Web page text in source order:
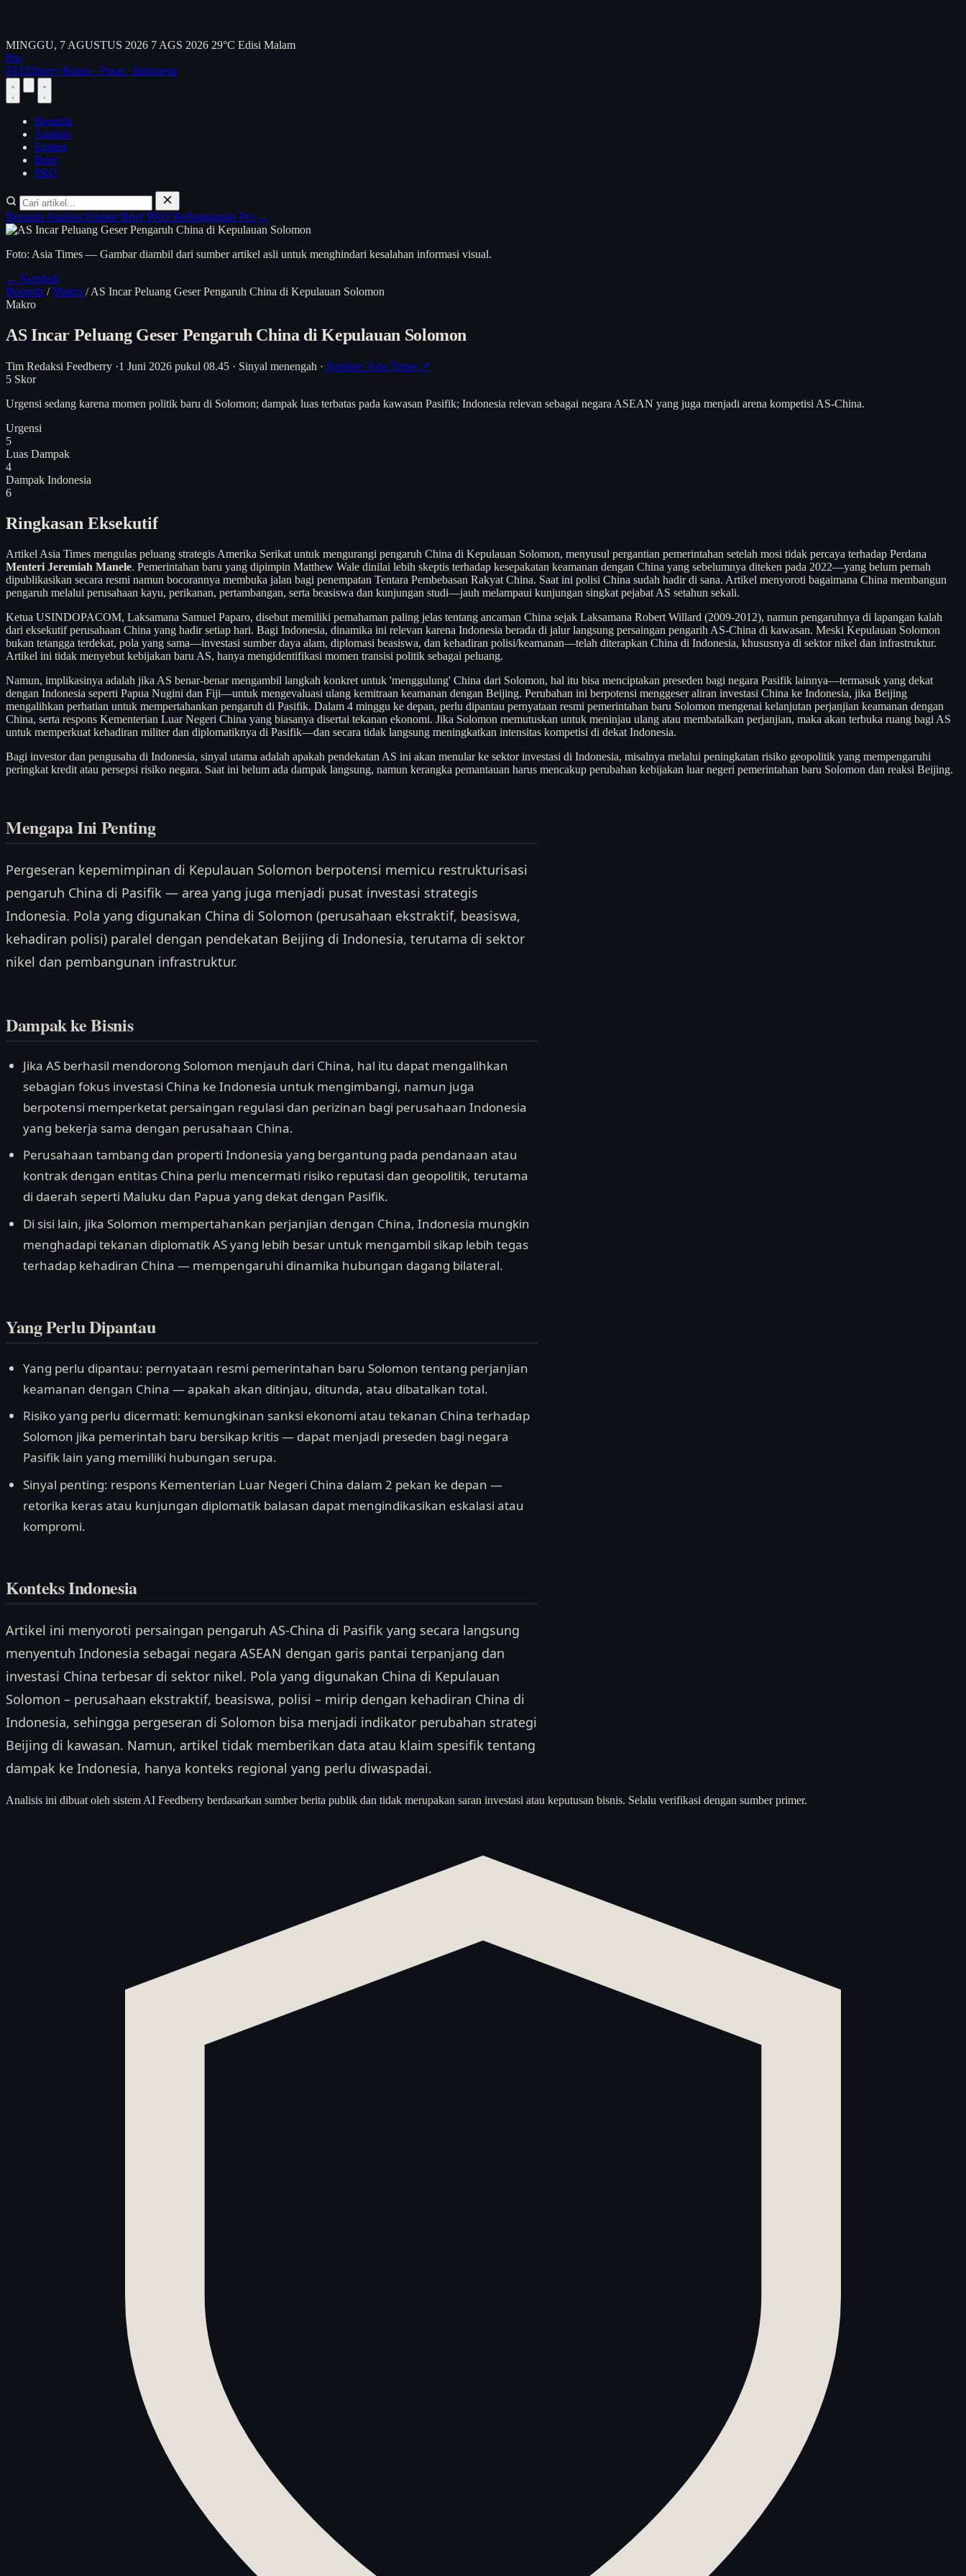
MINGGU, 7 AGUSTUS 2026 7 AGS 2026 29°C Edisi Malam
Pro
FEEDberry Bisnis · Pasar · Indonesia
Beranda
Analisis
Emiten
Brief
PRO
Beranda Analisis Emiten BriefPRO Berlangganan Pro →
Foto: Asia Times — Gambar diambil dari sumber artikel asli untuk menghindari kesalahan informasi visual.
← Kembali
Beranda / Makro / AS Incar Peluang Geser Pengaruh China di Kepulauan Solomon
Makro
AS Incar Peluang Geser Pengaruh China di Kepulauan Solomon
Tim Redaksi Feedberry ·1 Juni 2026 pukul 08.45 · Sinyal menengah · Sumber: Asia Times ↗
5 Skor
Urgensi sedang karena momen politik baru di Solomon; dampak luas terbatas pada kawasan Pasifik; Indonesia relevan sebagai negara ASEAN yang juga menjadi arena kompetisi AS-China.
Urgensi
5
Luas Dampak
4
Dampak Indonesia
6
Ringkasan Eksekutif
Artikel Asia Times mengulas peluang strategis Amerika Serikat untuk mengurangi pengaruh China di Kepulauan Solomon, menyusul pergantian pemerintahan setelah mosi tidak percaya terhadap Perdana
Menteri Jeremiah Manele. Pemerintahan baru yang dipimpin Matthew Wale dinilai lebih skeptis terhadap kesepakatan keamanan dengan China yang sebelumnya diteken pada 2022—yang belum pernah
dipublikasikan secara resmi namun bocorannya membuka jalan bagi penempatan Tentara Pembebasan Rakyat China. Saat ini polisi China sudah hadir di sana. Artikel menyoroti bagaimana China membangun
pengaruh melalui perusahaan kayu, perikanan, pertambangan, serta beasiswa dan kunjungan studi—jauh melampaui kunjungan singkat pejabat AS setahun sekali.
Ketua USINDOPACOM, Laksamana Samuel Paparo, disebut memiliki pemahaman paling jelas tentang ancaman China sejak Laksamana Robert Willard (2009-2012), namun pengaruhnya di lapangan kalah
dari eksekutif perusahaan China yang hadir setiap hari. Bagi Indonesia, dinamika ini relevan karena Indonesia berada di jalur langsung persaingan pengarih AS-China di kawasan. Meski Kepulauan Solomon
bukan tetangga terdekat, pola yang sama—investasi sumber daya alam, diplomasi beasiswa, dan kehadiran polisi/keamanan—telah diterapkan China di Indonesia, khususnya di sektor nikel dan infrastruktur.
Artikel ini tidak menyebut kebijakan baru AS, hanya mengidentifikasi momen transisi politik sebagai peluang.
Namun, implikasinya adalah jika AS benar-benar mengambil langkah konkret untuk 'menggulung' China dari Solomon, hal itu bisa menciptakan preseden bagi negara Pasifik lainnya—termasuk yang dekat
dengan Indonesia seperti Papua Nugini dan Fiji—untuk mengevaluasi ulang kemitraan keamanan dengan Beijing. Perubahan ini berpotensi menggeser aliran investasi China ke Indonesia, jika Beijing
mengalihkan perhatian untuk mempertahankan pengaruh di Pasifik. Dalam 4 minggu ke depan, perlu dipantau pernyataan resmi pemerintahan baru Solomon mengenai kelanjutan perjanjian keamanan dengan
China, serta respons Kementerian Luar Negeri China yang biasanya disertai tekanan ekonomi. Jika Solomon memutuskan untuk meninjau ulang atau membatalkan perjanjian, maka akan terbuka ruang bagi AS
untuk memperkuat kehadiran militer dan diplomatiknya di Pasifik—dan secara tidak langsung meningkatkan intensitas kompetisi di dekat Indonesia.
Bagi investor dan pengusaha di Indonesia, sinyal utama adalah apakah pendekatan AS ini akan menular ke sektor investasi di Indonesia, misalnya melalui peningkatan risiko geopolitik yang mempengaruhi
peringkat kredit atau persepsi risiko negara. Saat ini belum ada dampak langsung, namun kerangka pemantauan harus mencakup perubahan kebijakan luar negeri pemerintahan baru Solomon dan reaksi Beijing.
Mengapa Ini Penting
Pergeseran kepemimpinan di Kepulauan Solomon berpotensi memicu restrukturisasi
pengaruh China di Pasifik — area yang juga menjadi pusat investasi strategis
Indonesia. Pola yang digunakan China di Solomon (perusahaan ekstraktif, beasiswa,
kehadiran polisi) paralel dengan pendekatan Beijing di Indonesia, terutama di sektor
nikel dan pembangunan infrastruktur.
Dampak ke Bisnis
Jika AS berhasil mendorong Solomon menjauh dari China, hal itu dapat mengalihkan
sebagian fokus investasi China ke Indonesia untuk mengimbangi, namun juga
berpotensi memperketat persaingan regulasi dan perizinan bagi perusahaan Indonesia
yang bekerja sama dengan perusahaan China.
Perusahaan tambang dan properti Indonesia yang bergantung pada pendanaan atau
kontrak dengan entitas China perlu mencermati risiko reputasi dan geopolitik, terutama
di daerah seperti Maluku dan Papua yang dekat dengan Pasifik.
Di sisi lain, jika Solomon mempertahankan perjanjian dengan China, Indonesia mungkin
menghadapi tekanan diplomatik AS yang lebih besar untuk mengambil sikap lebih tegas
terhadap kehadiran China — mempengaruhi dinamika hubungan dagang bilateral.
Yang Perlu Dipantau
Yang perlu dipantau: pernyataan resmi pemerintahan baru Solomon tentang perjanjian
keamanan dengan China — apakah akan ditinjau, ditunda, atau dibatalkan total.
Risiko yang perlu dicermati: kemungkinan sanksi ekonomi atau tekanan China terhadap
Solomon jika pemerintah baru bersikap kritis — dapat menjadi preseden bagi negara
Pasifik lain yang memiliki hubungan serupa.
Sinyal penting: respons Kementerian Luar Negeri China dalam 2 pekan ke depan —
retorika keras atau kunjungan diplomatik balasan dapat mengindikasikan eskalasi atau
kompromi.
Konteks Indonesia
Artikel ini menyoroti persaingan pengaruh AS-China di Pasifik yang secara langsung
menyentuh Indonesia sebagai negara ASEAN dengan garis pantai terpanjang dan
investasi China terbesar di sektor nikel. Pola yang digunakan China di Kepulauan
Solomon – perusahaan ekstraktif, beasiswa, polisi – mirip dengan kehadiran China di
Indonesia, sehingga pergeseran di Solomon bisa menjadi indikator perubahan strategi
Beijing di kawasan. Namun, artikel tidak memberikan data atau klaim spesifik tentang
dampak ke Indonesia, hanya konteks regional yang perlu diwaspadai.
Analisis ini dibuat oleh sistem AI Feedberry berdasarkan sumber berita publik dan tidak merupakan saran investasi atau keputusan bisnis. Selalu verifikasi dengan sumber primer.